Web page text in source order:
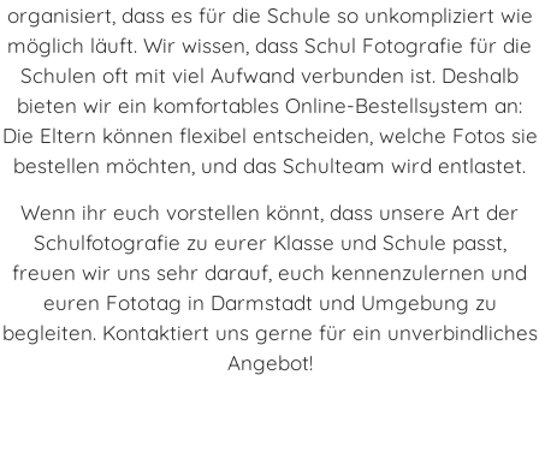
organisiert, dass es für die Schule so unkompliziert wie
möglich läuft. Wir wissen, dass Schul Fotografie für die
Schulen oft mit viel Aufwand verbunden ist. Deshalb
bieten wir ein komfortables Online-Bestellsystem an:
Die Eltern können flexibel entscheiden, welche Fotos sie
bestellen möchten, und das Schulteam wird entlastet.
Wenn ihr euch vorstellen könnt, dass unsere Art der
Schulfotografie zu eurer Klasse und Schule passt,
freuen wir uns sehr darauf, euch kennenzulernen und
euren Fototag in Darmstadt und Umgebung zu
begleiten. Kontaktiert uns gerne für ein unverbindliches
Angebot!